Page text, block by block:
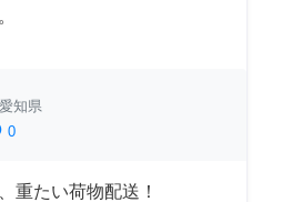
愛知県
0
重たい荷物配送！